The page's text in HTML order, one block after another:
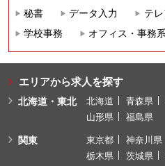
秘書
データ入力
テ
学校事務
オフィス・事務
エリアから求人を探す
北海道・東北 北海道 青森県
山形県
福島県
関東 東京都 神奈川県
栃木県
茨城県